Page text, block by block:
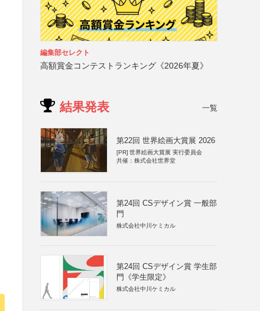
編集部セレクト
高額賞金コンテストランキング《2026年夏》
結果発表 一覧
第22回 世界絵画大賞展 2026
[PR] 世界絵画大賞展 実行委員会
共催：株式会社世界堂
第24回 CSデザイン賞 一般部
門
株式会社中川ケミカル
第24回 CSデザイン賞 学生部
門《学生限定》
株式会社中川ケミカル